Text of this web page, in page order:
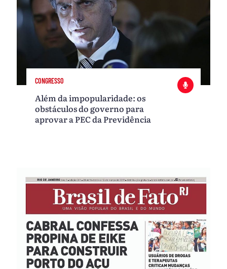
CONGRESSO
Além da impopularidade: os
obstáculos do governo para
aprovar a PEC da Previdência